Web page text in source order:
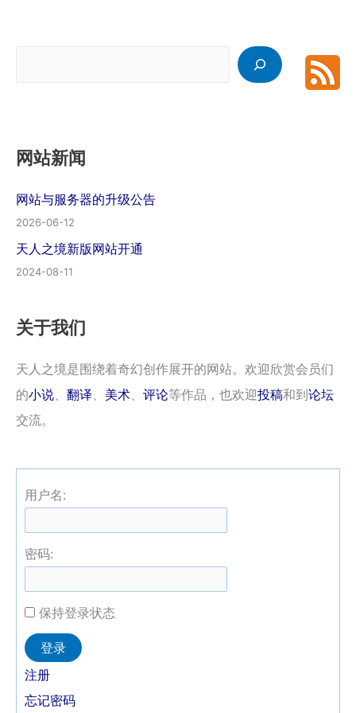
网站新闻
网站与服务器的升级公告
2026-06-12
天人之境新版网站开通
2024-08-11
关于我们
天人之境是围绕着奇幻创作展开的网站。欢迎欣赏会员们
的小说、 翻译、 美术、 评论等作品，也欢迎投稿和到论坛
交流。
用户名:
密码:
保持登录状态
Alternative:
登录
注册
忘记密码